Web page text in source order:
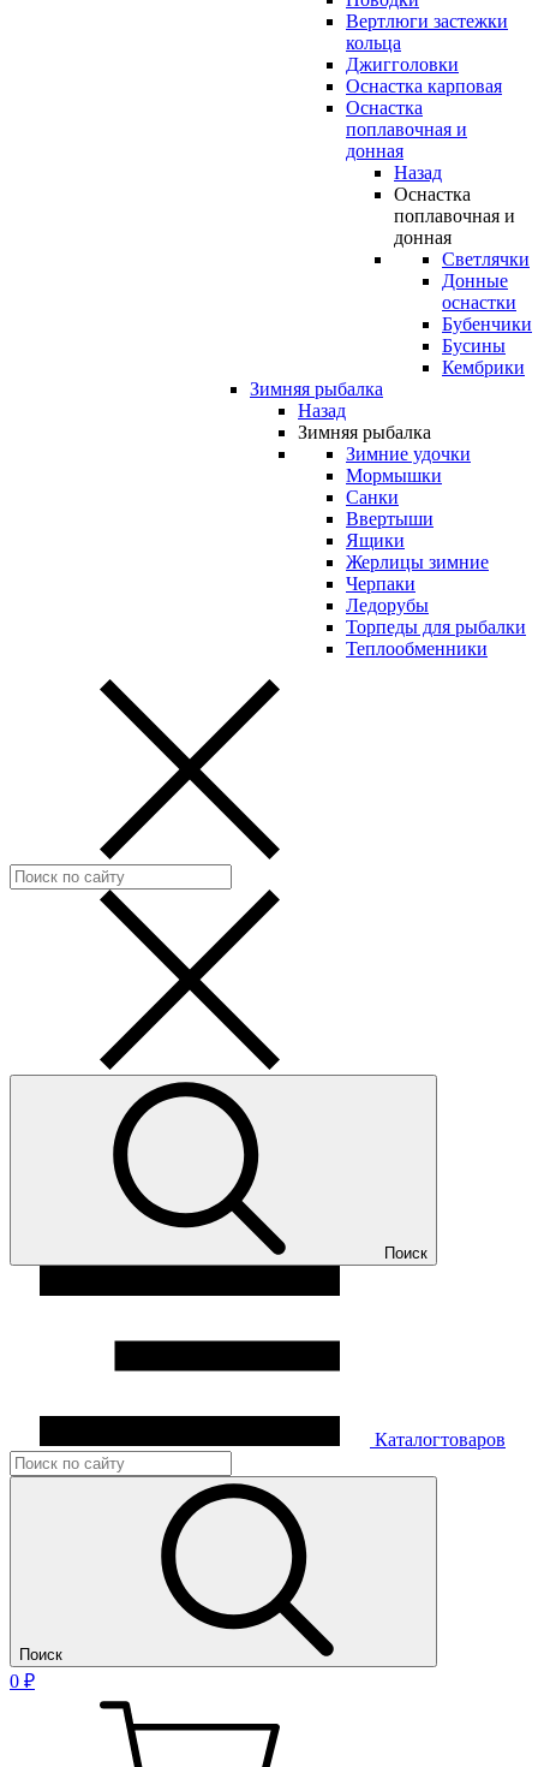
Вертлюги застежки
кольца
Джигголовки
Оснастка карповая
Оснастка
поплавочная и
донная
Назад
Оснастка
поплавочная и
донная
Светлячки
Донные
оснастки
Бубенчики
Бусины
Кембрики
Зимняя рыбалка
Назад
Зимняя рыбалка
Зимние удочки
Мормышки
Санки
Ввертыши
Ящики
Жерлицы зимние
Черпаки
Ледорубы
Торпеды для рыбалки
Теплообменники
Поиск
Каталогтоваров
Поиск
0 ₽